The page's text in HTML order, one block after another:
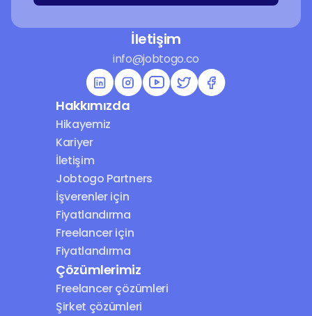
İletişim
info@jobtogo.co
Hakkımızda
Hikayemiz
Kariyer
İletişim
Jobtogo Partners
İşverenler için
Fiyatlandırma
Freelancer için
Fiyatlandırma
Çözümlerimiz
Freelancer çözümleri
Şirket çözümleri